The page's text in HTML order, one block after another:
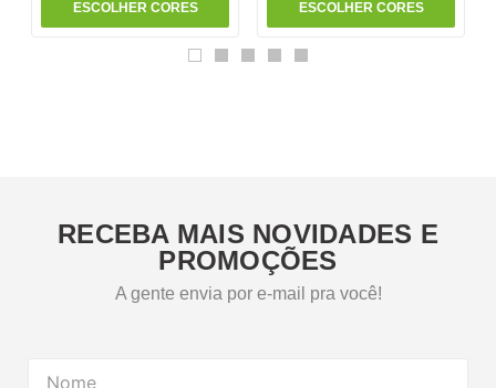
ESCOLHER CORES ESCOLHER CORES
RECEBA MAIS NOVIDADES E
PROMOÇÕES
A gente envia por e-mail pra você!